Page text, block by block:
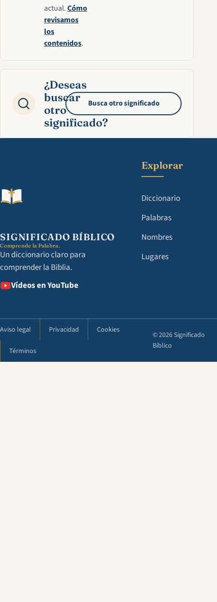
actual.Cómo
revisamos
los
contenidos.
¿Deseas
buscar
otro
significado?
Busca otro significado
SIGNIFICADO BÍBLICO
Comprende la Palabra.
Un diccionario claro para
comprender la Biblia.
Vídeos en YouTube
Explorar
Diccionario
Palabras
Nombres
Lugares
Aviso legal Privacidad Cookies
Términos
© 2026 Significado
Bíblico